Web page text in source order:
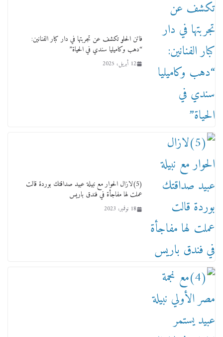
فاتن الحلو تكشف عن تجربتها في دار كبار الفنانين:
“دهب وكاميليا سندي في الحياة”
12 أبريل، 2025
(5)لازال الحوار مع نبيلة عبيد صداقتك بوردة قالت
عملت لها مفاجأة في فندق باريس
18 نوفمبر، 2023